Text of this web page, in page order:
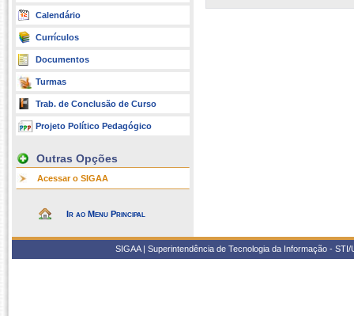
Calendário
Currículos
Documentos
Turmas
Trab. de Conclusão de Curso
Projeto Político Pedagógico
Outras Opções
Acessar o SIGAA
Ir ao Menu Principal
SIGAA | Superintendência de Tecnologia da Informação -